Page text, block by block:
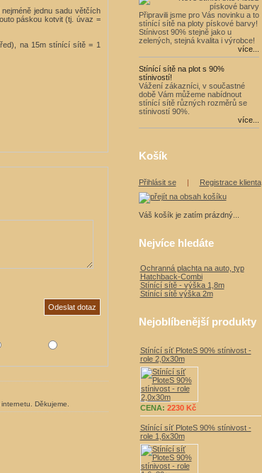
jednu sadu větčích
páskou kotvit (tj. úvaz =
na 15m stínící sítě = 1
Děkujeme.
Připravili jsme pro Vás novinku a to
stínící sítě na ploty pískové barvy!
Stínivost 90% stejně jako u
zelených, stejná kvalita i výrobce!
více...
Stínící sítě na plot s 90%
stínivostí!
Vážení zákazníci, v součastné
době Vám můžeme nabídnout
stínící sítě různých rozměrů se
stínivostí 90%.
více...
Košík
Přihlásit se| Registrace klienta
Váš košík je zatím prázdný...
Nejvíce hledáte
Ochranná plachta na auto, typ
Hatchback-Combi
Stínící sítě - výška 1,8m
Stínící sítě výška 2m
Nejoblíbenější produkty
Stínící síť PloteS 90% stínivost -
role 2,0x30m
CENA: 2230 Kč
Stínící síť PloteS 90% stínivost -
role 1,6x30m